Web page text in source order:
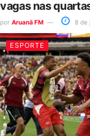
vagas nas
por Aruanã FM 8 de
ESPORTE